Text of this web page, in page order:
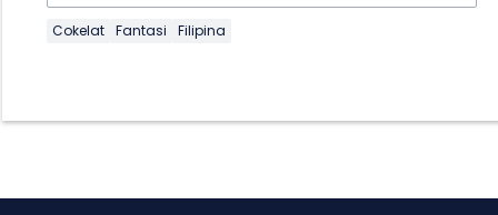
Cokelat Fantasi Filipina